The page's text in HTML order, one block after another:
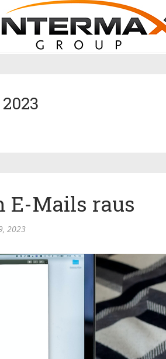
E-Mails raus
2023